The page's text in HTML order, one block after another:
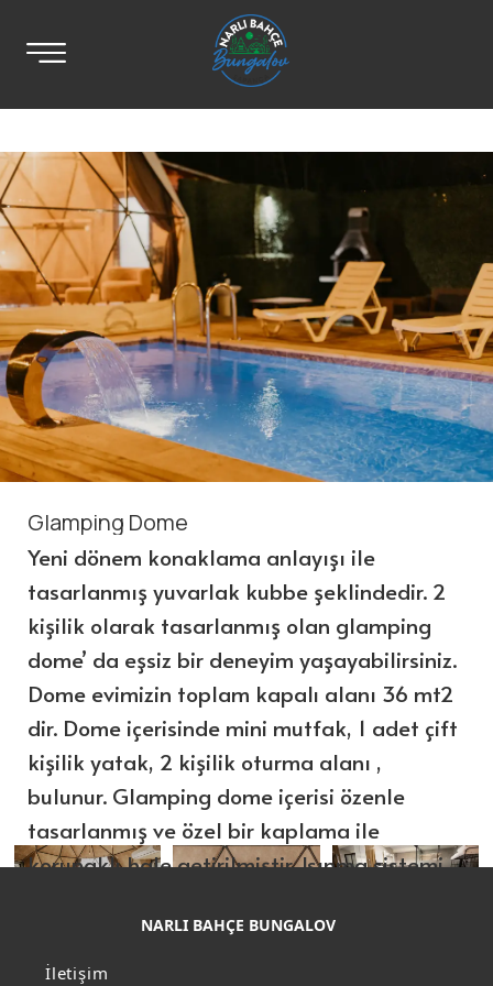
Glamping Dome
Yeni dönem konaklama anlayışı ile
tasarlanmış yuvarlak kubbe şeklindedir. 2
kişilik olarak tasarlanmış olan glamping
dome’ da eşsiz bir deneyim yaşayabilirsiniz.
Dome evimizin toplam kapalı alanı 36 mt2
dir. Dome içerisinde mini mutfak, 1 adet çift
kişilik yatak, 2 kişilik oturma alanı ,
bulunur. Glamping dome içerisi özenle
tasarlanmış ve özel bir kaplama ile
korunaklı hale getirilmiştir. Isınma sistemi
olup ayrıca oda içerisinde 20.000 btu
kliması mevcuttur. 80 mt 2 alan içine
NARLI BAHÇE BUNGALOV
İletişim